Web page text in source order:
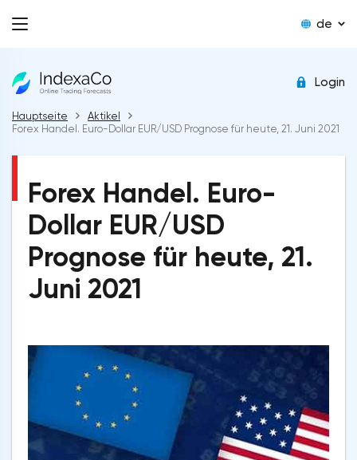
de
Login
Hauptseite
Aktikel
Forex Handel. Euro-Dollar EUR/USD Prognose für heute, 21. Juni 2021
Forex Handel. Euro-
Dollar EUR/USD
Prognose für heute, 21.
Juni 2021